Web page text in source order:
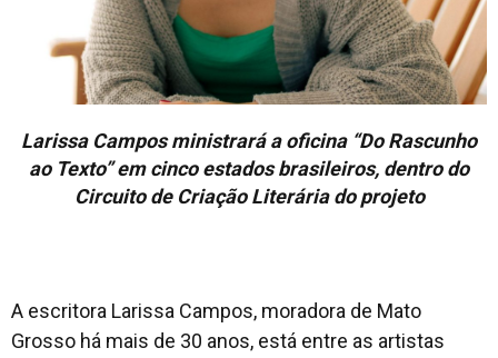
Larissa Campos ministrará a oficina “Do Rascunho
ao Texto” em cinco estados brasileiros, dentro do
Circuito de Criação Literária do projeto
A escritora Larissa Campos, moradora de Mato
Grosso há mais de 30 anos, está entre as artistas